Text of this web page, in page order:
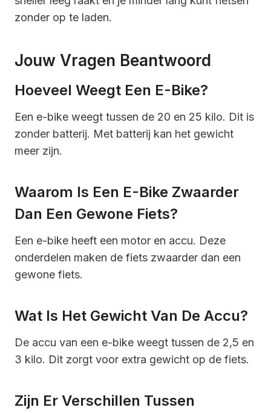
zonder op te laden.
Jouw Vragen Beantwoord
Hoeveel Weegt Een E-Bike?
Een e-bike weegt tussen de 20 en 25 kilo. Dit is
zonder batterij. Met batterij kan het gewicht
meer zijn.
Waarom Is Een E-Bike Zwaarder
Dan Een Gewone Fiets?
Een e-bike heeft een motor en accu. Deze
onderdelen maken de fiets zwaarder dan een
gewone fiets.
Wat Is Het Gewicht Van De Accu?
De accu van een e-bike weegt tussen de 2,5 en
3 kilo. Dit zorgt voor extra gewicht op de fiets.
Zijn Er Verschillen Tussen